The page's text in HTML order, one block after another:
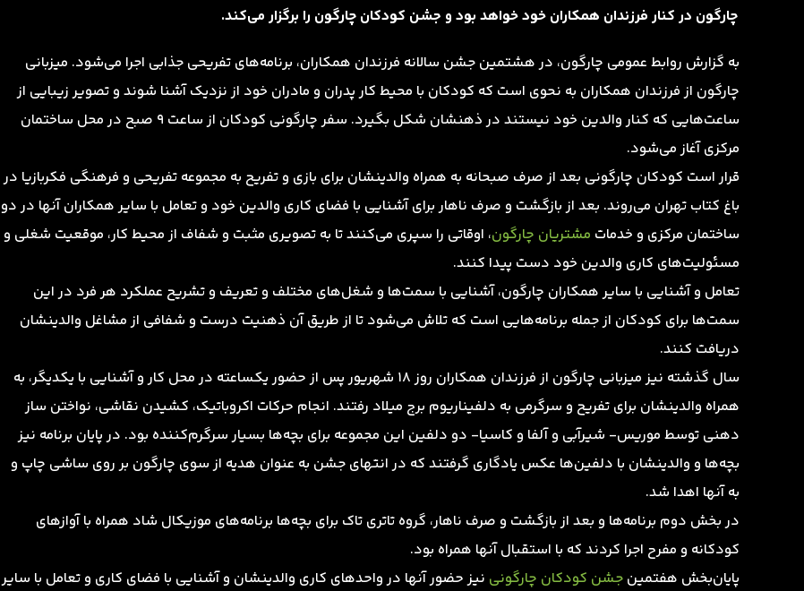
چارگون در کنار فرزندان همکاران خود خواهد بود و جشن کودکان چارگون را برگزار می‌کند.
به گزارش روابط عمومی چارگون، در هشتمین جشن سالانه فرزندان همکاران، برنامه‌های تفریحی جذابی اجرا می‌شود. میزبانی
چارگون از فرزندان همکاران به نحوی است که کودکان با محیط کار پدران و مادران خود از نزدیک آشنا شوند و تصویر زیبایی از
ساعت‌هایی که کنار والدین خود نیستند در ذهنشان شکل بگیرد. سفر چارگونی کودکان از ساعت 9 صبح در محل ساختمان
مرکزی آغاز می‌شود.
قرار است کودکان چارگونی بعد از صرف صبحانه به همراه والدینشان برای بازی و تفریح به مجموعه تفریحی و فرهنگی فکربازیا در
باغ کتاب تهران می‌روند. بعد از بازگشت و صرف ناهار برای آشنایی با فضای کاری والدین خود و تعامل با سایر همکاران آنها در دو
ساختمان مرکزی و خدمات مشتریان چارگون، اوقاتی را سپری می‌کنند تا به تصویری مثبت و شفاف از محیط کار، موقعیت شغلی و
مسئولیت‌های کاری والدین خود دست پیدا کنند.
تعامل و آشنایی با سایر همکاران چارگون، آشنایی با سمت‌ها و شغل‌های مختلف و تعریف و تشریح عملکرد هر فرد در این
سمت‌ها برای کودکان از جمله برنامه‌هایی است که تلاش می‌شود تا از طریق آن ذهنیت درست و شفافی از مشاغل والدینشان
دریافت کنند.
سال گذشته نیز میزبانی چارگون از فرزندان همکاران روز 18 شهریور پس از حضور یکساعته در محل کار و آشنایی با یکدیگر، به
همراه والدینشان برای تفریح و سرگرمی به دلفیناریوم برج میلاد رفتند. انجام حرکات اکروباتیک، کشیدن نقاشی، نواختن ساز
دهنی توسط موریس- شیرآبی و آلفا و کاسیا- دو دلفین این مجموعه برای بچه‌ها بسیار سرگرم‌کننده بود. در پایان برنامه نیز
بچه‌ها و والدینشان با دلفین‌ها عکس یادگاری گرفتند که در انتهای جشن به عنوان هدیه از سوی چارگون بر روی ساشی چاپ و
به آنها اهدا شد.
در بخش دوم برنامه‌ها و بعد از بازگشت و صرف ناهار، گروه تاتری تاک برای بچه‌ها برنامه‌های موزیکال شاد همراه با آوازهای
کودکانه و مفرح اجرا کردند که با استقبال آنها همراه بود.
پایان‌بخش هفتمین جشن کودکان چارگونی نیز حضور آنها در واحدهای کاری والدینشان و آشنایی با فضای کاری و تعامل با سایر